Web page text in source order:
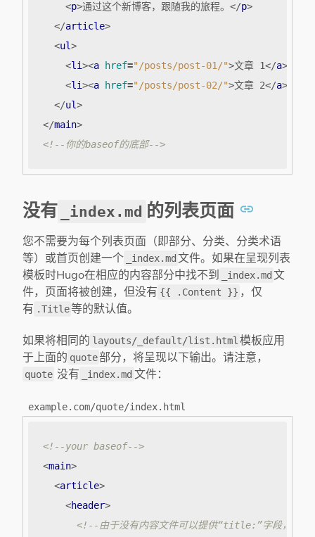
<p>通过这个新博客，跟随我的旅程。 </p>
</article>
<ul>
<li><a href="/posts/post-01/">文章 1</a></
<li><a href="/posts/post-02/">文章 2</a></
</ul>
</main>
<!--你的baseof的底部-->
没有 _index.md 的列表页面
您不需要为每个列表页面（即部分、分类、分类术语
等）或首页创建一个
_index.md 文件。如果在呈现列表
模板时Hugo在相应的内容部分中找不到
_index.md 文
件，页面将被创建，但没有 {{ .Content }} ，仅
有 .Title等的默认值。
如果将相同的 layouts/_default/list.html 模板应用
于上面的 quote部分，将呈现以下输出。请注意，
quote 没有 _index.md 文件：
example.com/quote/index.html
<!--your baseof-->
<main>
<article>
<header>
<!--由于没有内容文件可以提供“title:”字段，